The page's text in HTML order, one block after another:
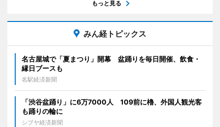
もっと見る
みん経トピックス
名古屋城で「夏まつり」開幕 盆踊りを毎日開催、飲食・
縁日ブースも
名駅経済新聞
「渋谷盆踊り」に6万7000人 109前に櫓、外国人観光客
も踊りの輪に
シブヤ経済新聞